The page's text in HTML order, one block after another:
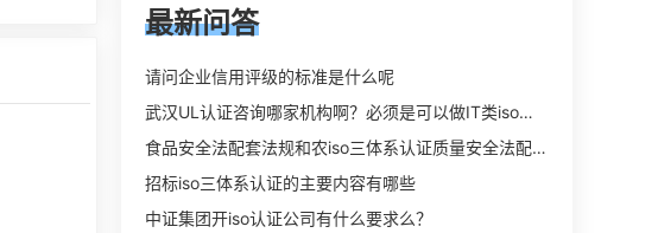
的就业方向、cpa和cma未来就业方
向、大学生考完cma，就哪些就业方
向相关iso体系认证知识，详情可查看
最新问答
请问企业信用评级的标准是什么呢
武汉UL认证咨询哪家机构啊？必须是可以做IT类iso三体系认证UL认证的机构？
食品安全法配套法规和农iso三体系认证质量安全法配套法规分别是什么？
招标iso三体系认证的主要内容有哪些
中证集团开iso认证公司有什么要求么？